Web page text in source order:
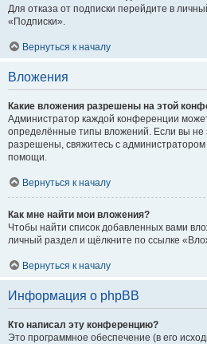
Для отказа от подписки перейдите в
«Подписки».
Вернуться к началу
Вложения
Какие вложения разрешены на этой
Администратор каждой конференции
определённые типы вложений. Если вы не
разрешены, свяжитесь с
помощи.
Вернуться к началу
Как мне найти мои вложения?
Чтобы найти список добавленных вами
личный раздел и щёлкните по ссылке
Вернуться к началу
Информация о phpBB
Кто написал эту конференцию?
Это программное обеспечение (в его